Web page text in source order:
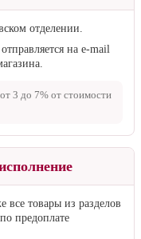
переплат, на 12
равными платежами в
области и Твери.
отделении.
на e-mail